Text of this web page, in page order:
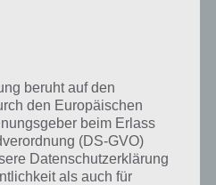
beruht auf den
den Europäischen
beim Erlass
(DS-GVO)
Datenschutzerklärung
als auch für